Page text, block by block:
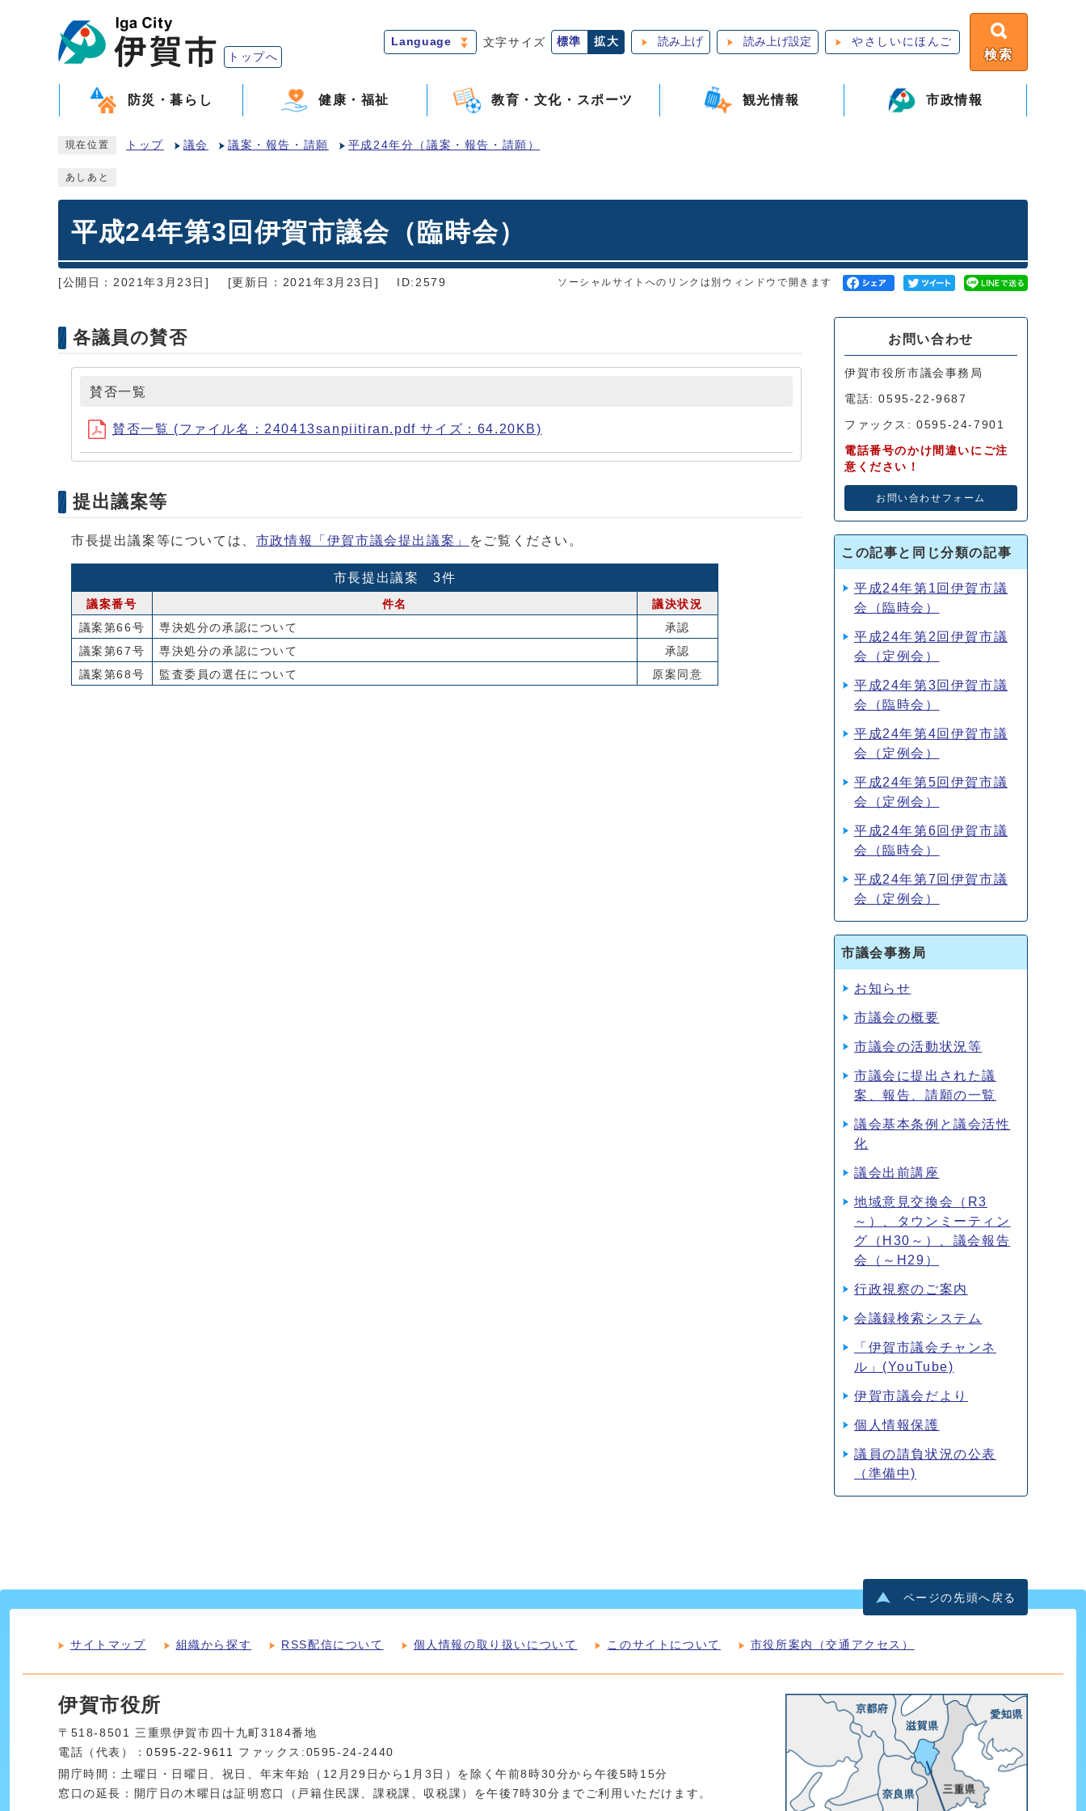
トップへ
Language 文字サイズ 標準 拡大 読み上げ 読み上げ設定 やさしいにほんご
検索
防災・暮らし 健康・福祉 教育・文化・スポーツ 観光情報 市政情報
現在位置 トップ 議会 議案・報告・請願 平成24年分（議案・報告・請願）
あしあと
平成24年第3回伊賀市議会（臨時会）
[公開日：2021年3月23日] [更新日：2021年3月23日] ID:2579 ソーシャルサイトへのリンクは別ウィンドウで開きます
各議員の賛否
賛否一覧
賛否一覧 (ファイル名：240413sanpiitiran.pdf サイズ：64.20KB)
提出議案等
市長提出議案等については、 市政情報「伊賀市議会提出議案」 をご覧ください。
市長提出議案 3件
議案番号 件名
議決状況
議案第66号
専決処分の承認について
承認
議案第67号
専決処分の承認について
承認
議案第68号
監査委員の選任について 原案同意
お問い合わせ
伊賀市役所市議会事務局
電話: 0595-22-9687
ファックス: 0595-24-7901
電話番号のかけ間違いにご注
意ください！
お問い合わせフォーム
この記事と同じ分類の記事
平成24年第1回伊賀市議
会（臨時会）
平成24年第2回伊賀市議
会（定例会）
平成24年第3回伊賀市議
会（臨時会）
平成24年第4回伊賀市議
会（定例会）
平成24年第5回伊賀市議
会（定例会）
平成24年第6回伊賀市議
会（臨時会）
平成24年第7回伊賀市議
会（定例会）
市議会事務局
お知らせ
市議会の概要
市議会の活動状況等
市議会に提出された議
案、報告、請願の一覧
議会基本条例と議会活性
化
議会出前講座
地域意見交換会（R3
～）、タウンミーティン
グ（H30～）、議会報告
会（～H29）
行政視察のご案内
会議録検索システム
「伊賀市議会チャンネ
ル」(YouTube)
伊賀市議会だより
個人情報保護
議員の請負状況の公表
（準備中)
ページの先頭へ戻る
サイトマップ 組織から探す RSS配信について 個人情報の取り扱いについて このサイトについて 市役所案内（交通アクセス）
伊賀市役所
〒518-8501 三重県伊賀市四十九町3184番地
電話（代表）：0595-22-9611 ファックス:0595-24-2440
開庁時間：土曜日・日曜日、祝日、年末年始（12月29日から1月3日）を除く午前8時30分から午後5時15分
窓口の延長：開庁日の木曜日は証明窓口（戸籍住民課、課税課、収税課）を午後7時30分までご利用いただけます。